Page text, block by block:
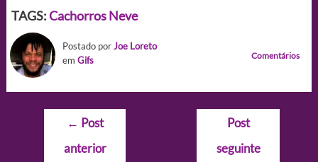
TAGS:CachorrosNeve
Postado porJoe Loreto
em Gifs Comentários
Navegação
Post
← Post
anterior
Post
seguinte